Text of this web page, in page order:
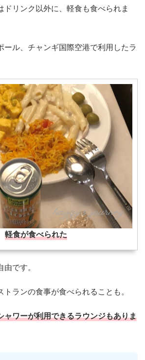
ドリンク以外に、軽食も食べられま
ール、チャンギ国際空港で利用したラ
軽食が食べられた
です。
ランの食事が食べられることも。
ャワーが利用できるラウンジもありま